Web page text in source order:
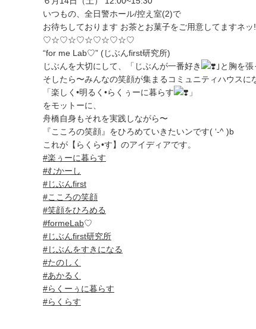
いつもの、全日警ホール/控え室(2)で
お待ちしております お茶とお菓子をご用意してますネッ!
♡☆♡☆♡☆♡☆♡☆♡
“for me Lab♡” (じぶんfirst研究所)
じぶんを大切にして、「じぶんが一番好き
｣と胸を
そしたら〜みんなの笑顔が集まるコミュニティハウスに
「楽しく•明るく•らくぅーに暮らす
」
をモットーに、
舟橋自身もそれを実践しながら〜
『こころの笑顔』をひろめていきたいンです( ‘-^ )b
これが【らくら•す】のアイディアです。
#楽ぅーに暮らす
#むかーし
#じぶんfirst
#こころの笑顔
#笑顔をひろめる
#formeLab♡
#じぶんfirst研究所
#じぶんをすきになる
#たのしく
#あかるく
#らくーぅに暮らす
#らくらす